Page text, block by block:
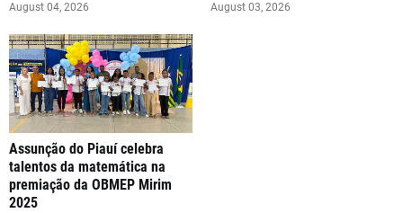
August 04, 2026 August 03, 2026
Assunção do Piauí celebra
talentos da matemática na
premiação da OBMEP Mirim
2025